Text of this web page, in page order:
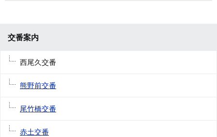
交番案内
西尾久交番
熊野前交番
尾竹橋交番
赤土交番